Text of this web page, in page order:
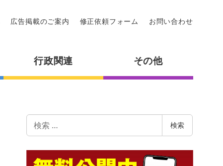
広告掲載のご案内 修正依頼フォーム お問い合わせ
行政関連 その他
索
検索